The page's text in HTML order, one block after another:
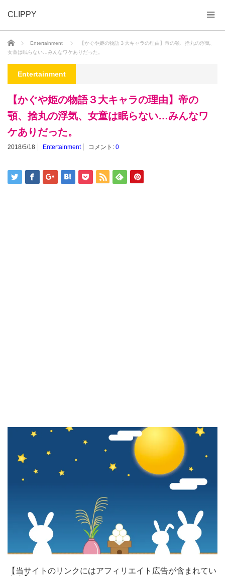
CLIPPY
ホーム Entertainment
【かぐや姫の物語３大キャラの理由】帝の顎、捨丸の浮気、
女童は眠らない…みんなワケありだった。
Entertainment
【かぐや姫の物語３大キャラの理由】帝の
顎、捨丸の浮気、女童は眠らない…みんなワ
ケありだった。
2018/5/18 Entertainment コメント: 0
【当サイトのリンクにはアフィリエイト広告が含まれてい